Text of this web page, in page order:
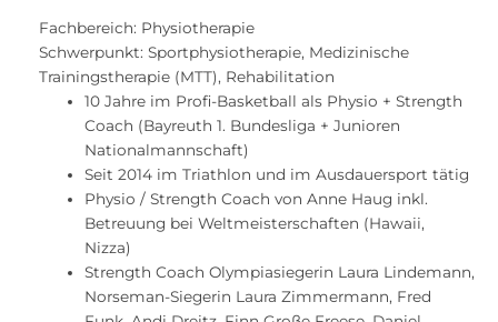
Fachbereich: Physiotherapie
Schwerpunkt: Sportphysiotherapie, Medizinische
Trainingstherapie (MTT), Rehabilitation
10 Jahre im Profi-Basketball als Physio + Strength
Coach (Bayreuth 1. Bundesliga + Junioren
Nationalmannschaft)
Seit 2014 im Triathlon und im Ausdauersport tätig
Physio / Strength Coach von Anne Haug inkl.
Betreuung bei Weltmeisterschaften (Hawaii,
Nizza)
Strength Coach Olympiasiegerin Laura Lindemann,
Norseman-Siegerin Laura Zimmermann, Fred